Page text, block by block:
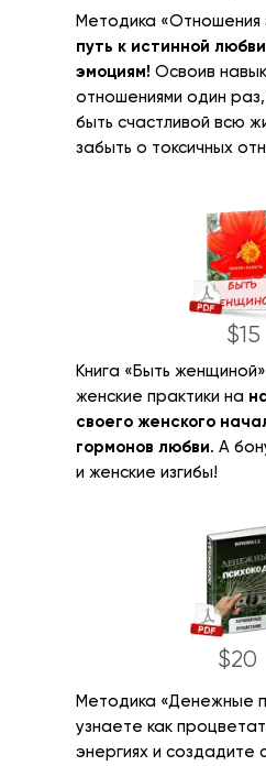
Методика «Отношения
путь к истинной
эмоциям! Освоив
отношениями один
быть счастливой всю
забыть о токсичных
Книга «Быть
женские практики на
своего женского
гормонов любви. А
и женские изгибы!
Методика «Денежные
узнаете как
энергиях и создадите
$15
$20